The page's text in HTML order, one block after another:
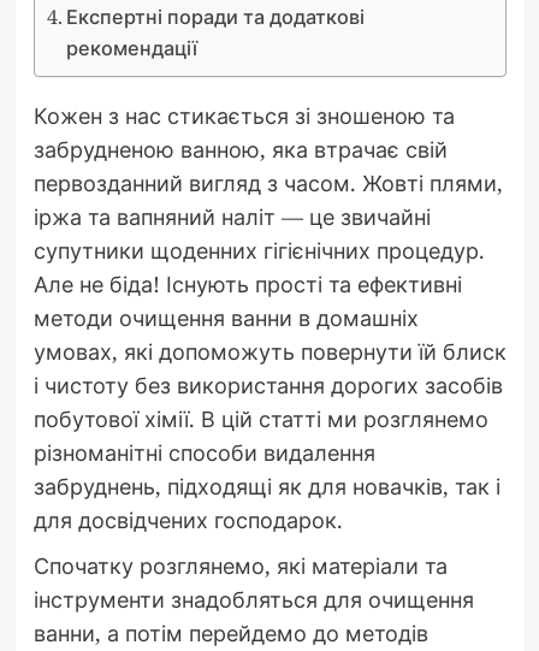
Експертні поради та додаткові
рекомендації
Кожен з нас стикається зі зношеною та
забрудненою ванною, яка втрачає свій
первозданний вигляд з часом. Жовті плями,
іржа та вапняний наліт — це звичайні
супутники щоденних гігієнічних процедур.
Але не біда! Існують прості та ефективні
методи очищення ванни в домашніх
умовах, які допоможуть повернути їй блиск
і чистоту без використання дорогих засобів
побутової хімії. В цій статті ми розглянемо
різноманітні способи видалення
забруднень, підходящі як для новачків, так і
для досвідчених господарок.
Спочатку розглянемо, які матеріали та
інструменти знадобляться для очищення
ванни, а потім перейдемо до методів